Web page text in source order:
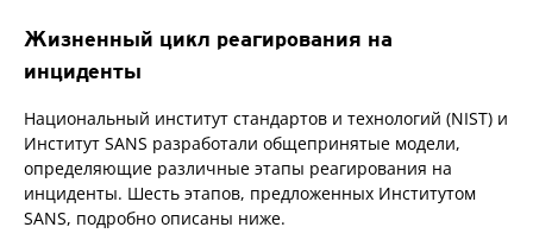
Жизненный цикл реагирования на
инциденты
Национальный институт стандартов и технологий (NIST) и
Институт SANS разработали общепринятые модели,
определяющие различные этапы реагирования на
инциденты. Шесть этапов, предложенных Институтом
SANS, подробно описаны ниже.